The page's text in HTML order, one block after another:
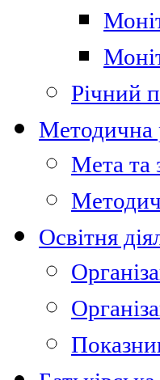
Річний
Методична
Мета та
Освітня